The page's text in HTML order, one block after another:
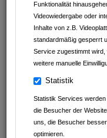
Funktionalität
Videowiedergabe oder
Inhalte von z.B.
standardmäßig gesperrt
Service zugestimmt
weitere manuelle
Statistik
Statistik Services
die Besucher der
uns, die Besucher
optimieren.
Vollzeit/
D/DE
(m/w/d)
Linienbussen gehört
Reiseveranstaltern im
organisieren Bus- und
von Rund- und
Wander- und Radreisen,